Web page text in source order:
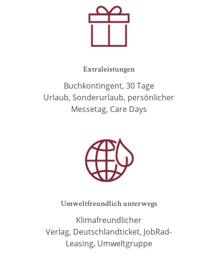
Extraleistungen
Buchkontingent, 30 Tage
Urlaub,Sonderurlaub, persönlicher
Messetag, Care Days
Umweltfreundlich unterwegs
Klimafreundlicher
Verlag, Deutschlandticket, JobRad-
Leasing, Umweltgruppe